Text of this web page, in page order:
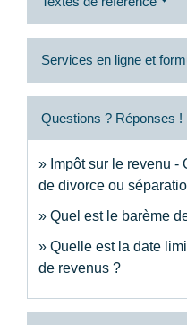
Services en ligne et
Questions ? Réponses !
Impôt sur le revenu
de divorce ou
Quel est le barème
Quelle est la date
de revenus ?